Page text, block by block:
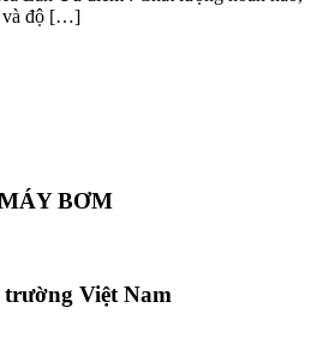
và độ […]
BƠM
trường Việt Nam